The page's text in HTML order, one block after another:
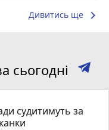
Дивитись ще keyboard_arrow_right
сьогодні
судитимуть за